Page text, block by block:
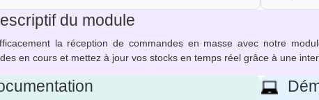
du module
la réception de commandes en masse avec notre
en cours et mettez à jour vos stocks en temps réel grâce à une